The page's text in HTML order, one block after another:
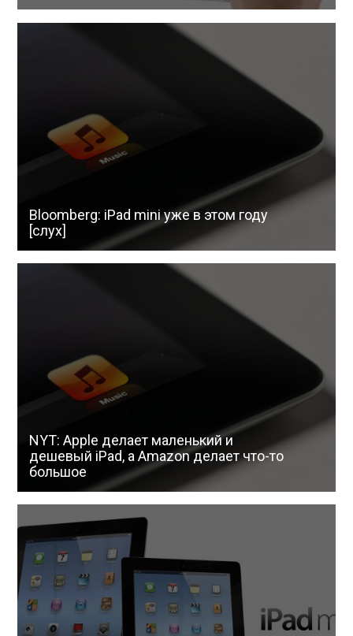
Bloomberg: iPad mini уже в этом году
[слух]
NYT: Apple делает маленький и
дешевый iPad, а Amazon делает что-то
большое